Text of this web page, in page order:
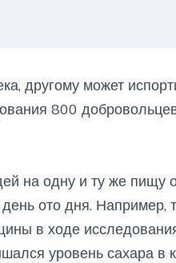
другому может
800
на одну и ту же пищу
ото дня. Например,
в ходе
уровень сахара в